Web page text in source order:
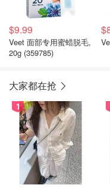
$9.99
Veet 面部专用蜜蜡脱毛,
20g (359785)
大家都在抢
1